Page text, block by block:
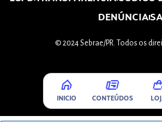
DENÚNCIA
© 2024 Sebrae/PR. Todos os
INICIO CONTEÚDOS